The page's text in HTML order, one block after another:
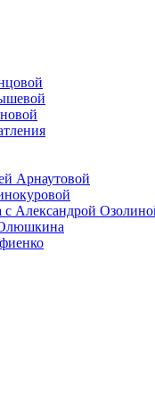
Арнаутовой
с Александрой